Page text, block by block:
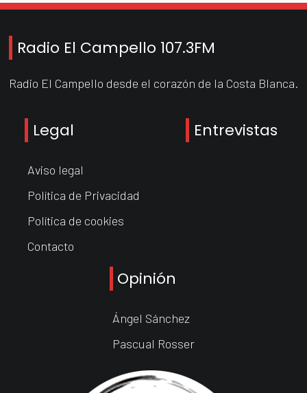
Radio El Campello 107.3FM
Radio El Campello desde el corazón de la Costa Blanca.
Legal
Aviso legal
Política de Privacidad
Política de cookies
Contacto
Entrevistas
Opinión
Ángel Sánchez
Pascual Rosser